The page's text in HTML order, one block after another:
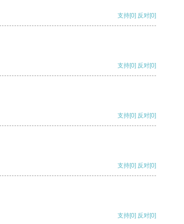
支持[0] 反对[0]
支持[0] 反对[0]
支持[0] 反对[0]
支持[0] 反对[0]
支持[0] 反对[0]